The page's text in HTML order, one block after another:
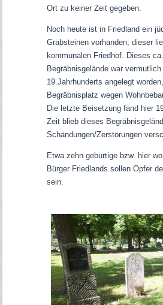
Ort zu keiner Zeit gegeben.
Noch heute ist in Friedland ein
Grabsteinen vorhanden; dieser
kommunalen Friedhof. Dieses
Begräbnisgelände war
19.Jahrhunderts angelegt
Begräbnisplatz wegen
Die letzte Beisetzung fand hier
Zeit blieb dieses
Schändungen/Zerstörungen
Etwa zehn gebürtige bzw. hier
Bürger Friedlands sollen Opfer
sein.